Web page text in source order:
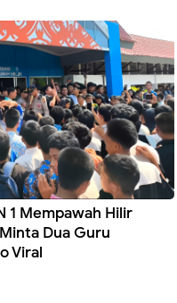
1 Mempawah Hilir
Dua Guru
Viral